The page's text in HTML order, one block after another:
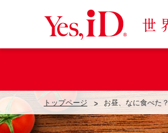
トップページ お昼、なに食べた？